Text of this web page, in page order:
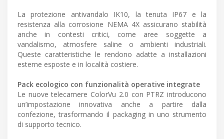
La protezione antivandalo IK10, la tenuta IP67 e la
resistenza alla corrosione NEMA 4X assicurano stabilità
anche in contesti critici, come aree soggette a
vandalismo, atmosfere saline o ambienti industriali.
Queste caratteristiche le rendono adatte a installazioni
esterne esposte e in località costiere.
Pack ecologico con funzionalità operative integrate
Le nuove telecamere ColorVu 2.0 con PTRZ introducono
un’impostazione innovativa anche a partire dalla
confezione, trasformando il packaging in uno strumento
di supporto tecnico.